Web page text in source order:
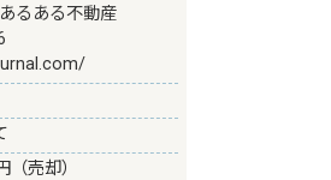
るある不動産
（売却）